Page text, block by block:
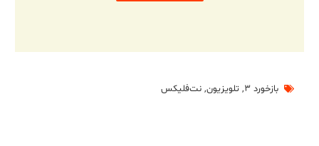
بازخورد ۳ , تلویزیون, نت‌فلیکس